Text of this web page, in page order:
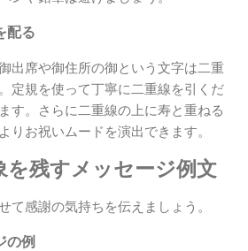
配る
出席や御住所の御という文字は二重
定規を使って丁寧に二重線を引くだ
す。さらに二重線の上に寿と重ねる
りお祝いムードを演出できます。
を残すメッセージ例文
て感謝の気持ちを伝えましょう。
の例